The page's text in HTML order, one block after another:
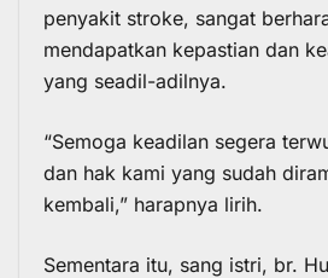
penyakit stroke, sangat
mendapatkan kepastian dan
yang seadil-adilnya.
“Semoga keadilan segera
dan hak kami yang sudah
kembali,” harapnya lirih.
Sementara itu, sang istri, br.